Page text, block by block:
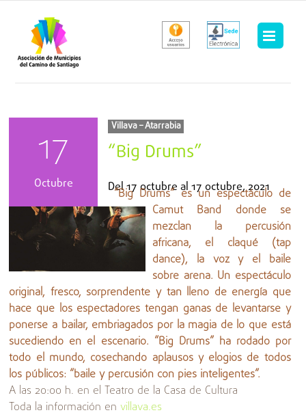
contenido
17
Octubre
Villava – Atarrabia
“Big Drums”
Del17 octubre al17 octubre, 2021
“Big Drums” es un espectáculo de
Camut Band donde se
mezclan la percusión
africana, el claqué (tap
dance), la voz y el baile
sobre arena. Un espectáculo
original, fresco, sorprendente y tan lleno de energía que
hace que los espectadores tengan ganas de levantarse y
ponerse a bailar, embriagados por la magia de lo que está
sucediendo en el escenario. “Big Drums” ha rodado por
todo el mundo, cosechando aplausos y elogios de todos
los públicos: “baile y percusión con pies inteligentes”.
A las 20:00 h. en el Teatro de la Casa de Cultura
Toda la información en villava.es